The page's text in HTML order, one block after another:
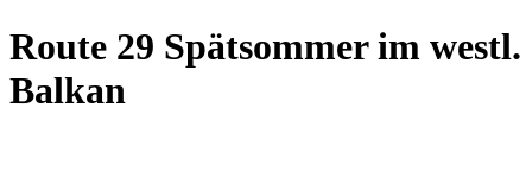
Route 29 Spätsommer im westl.
Balkan